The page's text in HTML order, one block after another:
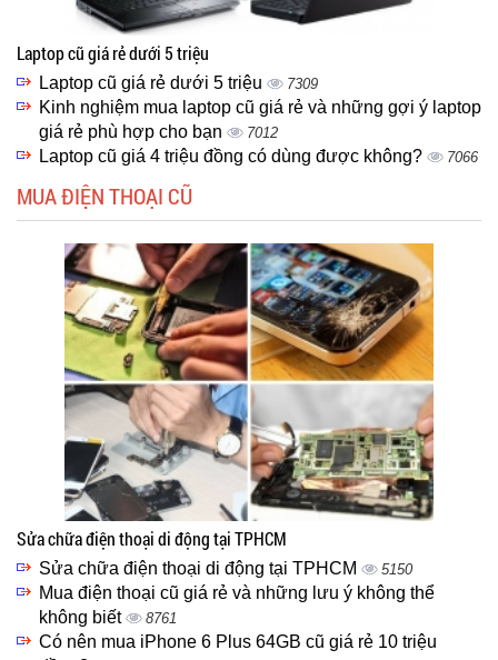
Laptop cũ giá rẻ dưới 5 triệu
Laptop cũ giá rẻ dưới 5 triệu 7309
Kinh nghiệm mua laptop cũ giá rẻ và những gợi ý laptop
giá rẻ phù hợp cho bạn
7012
Laptop cũ giá 4 triệu đồng có dùng được không? 7066
MUA ĐIỆN THOẠI CŨ
Sửa chữa điện thoại di động tại TPHCM
Sửa chữa điện thoại di động tại TPHCM 5150
Mua điện thoại cũ giá rẻ và những lưu ý không thể
không biết
8761
Có nên mua iPhone 6 Plus 64GB cũ giá rẻ 10 triệu